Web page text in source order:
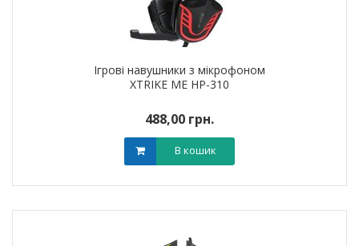
Ігрові навушники з мікрофоном
XTRIKE ME HP-310
488,00 грн.
В кошик